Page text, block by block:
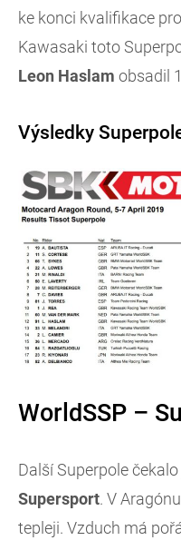
ke konci kvalifikace
Kawasaki toto
Leon Haslam obsadil
Výsledky
WorldSSP –
Další Superpole
Supersport. V
tepleji. Vzduch má